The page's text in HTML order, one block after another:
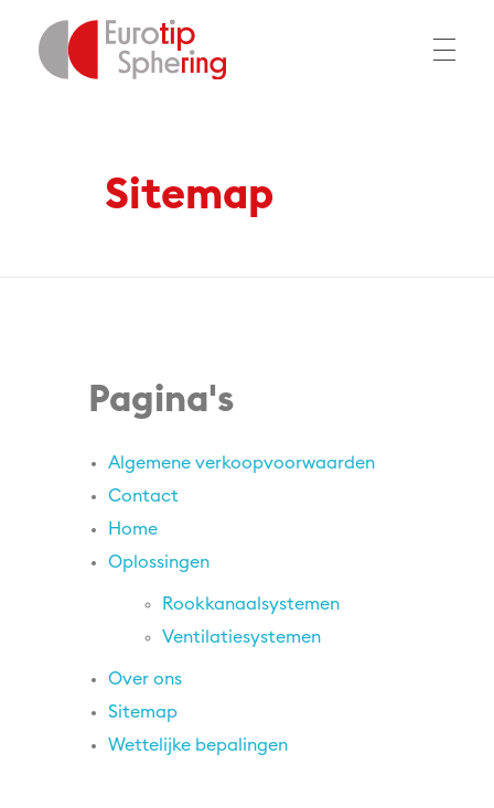
Home Sitemap
Sitemap
Pagina's
Algemene verkoopvoorwaarden
Contact
Home
Oplossingen
Rookkanaalsystemen
Ventilatiesystemen
Over ons
Sitemap
Wettelijke bepalingen